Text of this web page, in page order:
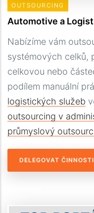
OUTSOURCING
Automotive a
Nabízíme vám
systémových celků,
celkovou nebo
podílem manuální
logistických služeb
outsourcing v
průmyslový
DELEGOVAT ČINNOSTI